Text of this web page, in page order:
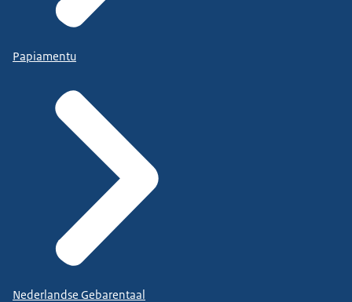
Papiamentu
Nederlandse Gebarentaal